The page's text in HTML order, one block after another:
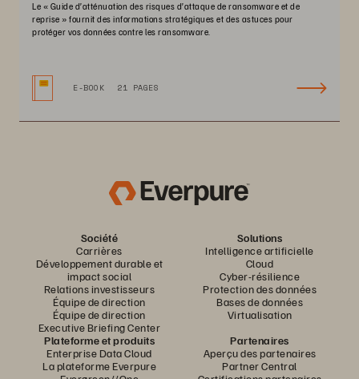
Le « Guide d’atténuation des risques d’attaque de ransomware et de
reprise » fournit des informations stratégiques et des astuces pour
protéger vos données contre les ransomware.
E-BOOK 21 PAGES
Société
Carrières
Développement durable et
impact social
Relations investisseurs
Équipe de direction
Équipe de direction
Executive Briefing Center
Solutions
Intelligence artificielle
Cloud
Cyber-résilience
Protection des données
Bases de données
Virtualisation
Plateforme et produits
Enterprise Data Cloud
La plateforme Everpure
Partenaires
Aperçu des partenaires
Partner Central